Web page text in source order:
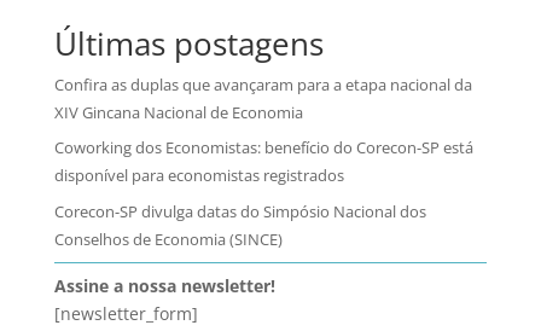
Últimas postagens
Confira as duplas que avançaram para a etapa nacional da
XIV Gincana Nacional de Economia
Coworking dos Economistas: benefício do Corecon-SP está
disponível para economistas registrados
Corecon-SP divulga datas do Simpósio Nacional dos
Conselhos de Economia (SINCE)
Assine a nossa newsletter!
[newsletter_form]